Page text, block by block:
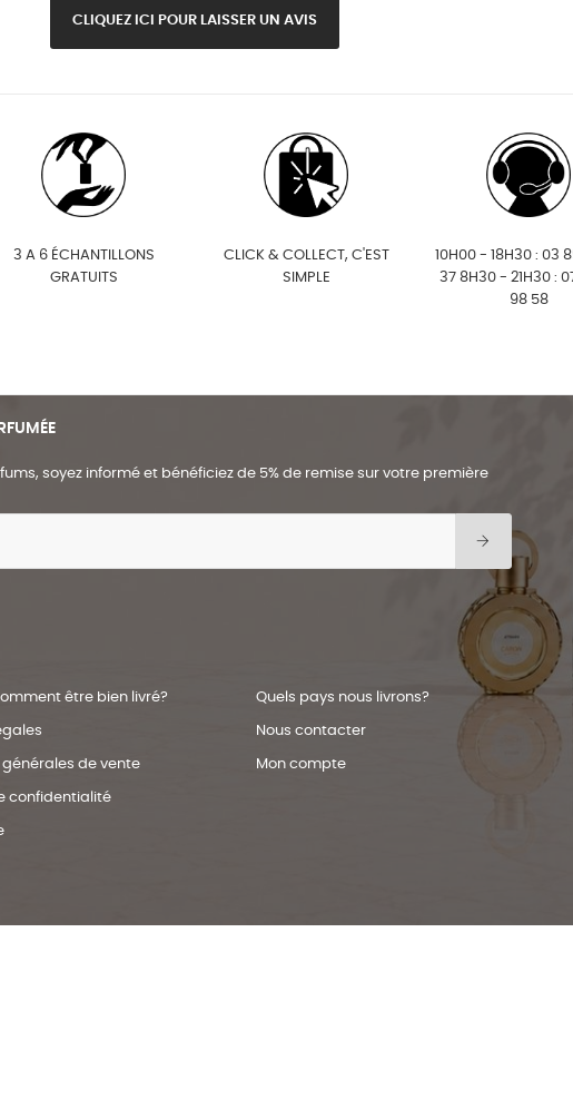
CLIQUEZ ICI POUR LAISSER UN AVIS
3 A 6 ÉCHANTILLONS
GRATUITS
CLICK & COLLECT, C'EST
SIMPLE
10H00 - 18H30 : 03
37 8H30 - 21H30 :
98 58
soyez informé et bénéficiez de 5% de remise sur votre première
être bien livré?
de vente
confidentialité
Quels pays nous livrons?
Nous contacter
Mon compte